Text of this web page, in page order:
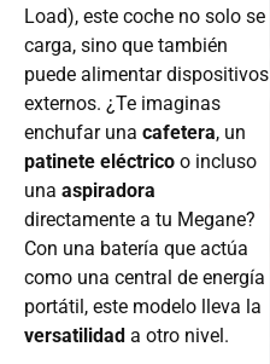
Load), este coche no solo se
carga, sino que también
puede alimentar dispositivos
externos. ¿Te imaginas
enchufar una cafetera, un
patinete eléctrico o incluso
una aspiradora
directamente a tu Megane?
Con una batería que actúa
como una central de energía
portátil, este modelo lleva la
versatilidad a otro nivel.